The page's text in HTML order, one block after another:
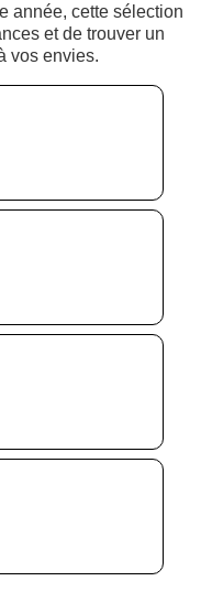
année, cette sélection
et de trouver un
vos envies.